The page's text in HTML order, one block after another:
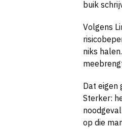
buik
Volgens
niks
Dat eigen
Sterker:
op die